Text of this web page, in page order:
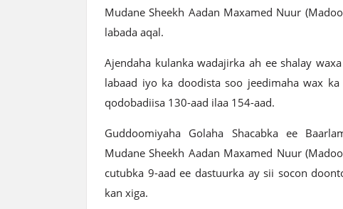
Mudane Sheekh Aadan Maxamed Nuur
labada aqal.
Ajendaha kulanka wadajirka ah ee shalay
labaad iyo ka doodista soo jeedimaha wax
qodobadiisa 130-aad ilaa 154-aad.
Guddoomiyaha Golaha Shacabka ee
Mudane Sheekh Aadan Maxamed Nuur
cutubka 9-aad ee dastuurka ay sii socon
kan xiga.